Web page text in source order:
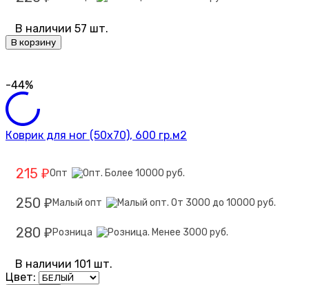
В наличии 57 шт.
В корзину
-44%
Коврик для ног (50х70), 600 гр.м2
215 ₽Опт
250 ₽ Малый опт
280 ₽ Розница
В наличии 101 шт.
Цвет: